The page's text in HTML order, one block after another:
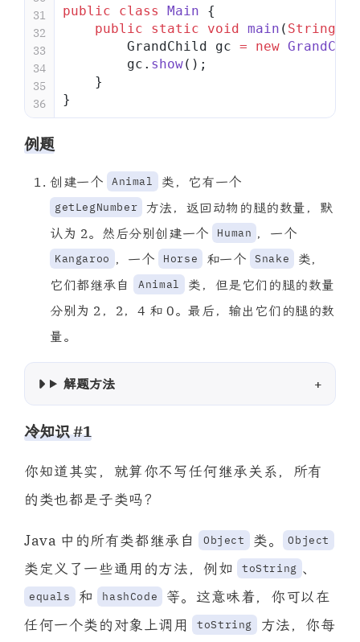
public class Main {
    public
static void main ( String
        GrandChild gc
= new
        gc.
show();
    }
}
31
32
33
34
35
36
例题
创建一个 Animal 类，它有一个
getLegNumber
方法，返回动物的腿的数量，默
认为 2。然后分别创建一个
Human ，一个
Kangaroo ，一个 Horse 和一个 Snake
类，
它们都继承自
Animal
类，但是它们的腿的数量
分别为 2，2，4 和 0。最后，输出它们的腿的数
量。
解题方法
冷知识 #1
你知道其实，就算你不写任何继承关系，所有
的类也都是子类吗？
Java 中的所有类都继承自 Object 类。 Object
类定义了一些通用的方法，例如 toString 、
equals 和 hashCode
等。这意味着，你可以在
任何一个类的对象上调用
toString 方法，你每